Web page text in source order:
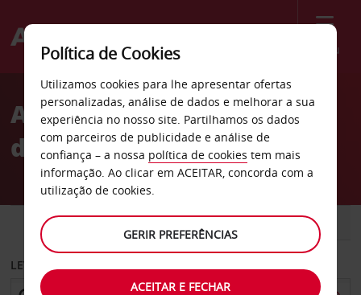
Menu
Welcome
AvisAluguer de carros cidade
de Baku
CARRO COMERCIAIS
LEVANTAR EM
Política de Cookies
Utilizamos cookies para lhe apresentar ofertas
personalizadas, análise de dados e melhorar a sua
experiência no nosso site. Partilhamos os dados
com parceiros de publicidade e análise de
confiança – a nossa política de cookies tem mais
informação. Ao clicar em ACEITAR, concorda com a
utilização de cookies.
GERIR PREFERÊNCIAS
ACEITAR E FECHAR